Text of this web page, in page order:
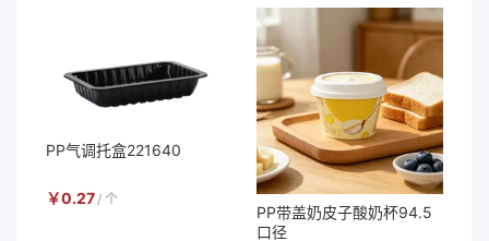
PP气调托盒221640
￥0.27 / 个
PP带盖奶皮子酸奶杯94.5
口径